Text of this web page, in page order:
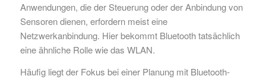
Anwendungen, die der Steuerung oder der Anbindung von
Sensoren dienen, erfordern meist eine
Netzwerkanbindung. Hier bekommt Bluetooth tatsächlich
eine ähnliche Rolle wie das WLAN.
Häufig liegt der Fokus bei einer Planung mit Bluetooth-